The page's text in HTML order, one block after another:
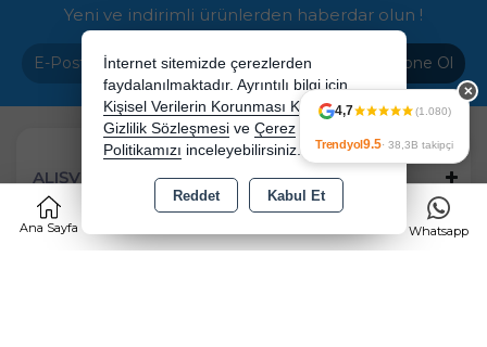
Ana Sayfa Whatsapp
Yeni ve indirimli ürünlerden haberdar olun !
Abone Ol
ALIŞVERİŞ
HİZMETLER
4,7 (1.080)
Trendyol9.5· 38,3B takipçi
✕
İnternet sitemizde çerezlerden
faydalanılmaktadır. Ayrıntılı bilgi için
Kişisel Verilerin Korunması Kanununu,
Gizlilik Sözleşmesi ve Çerez
Politikamızı inceleyebilirsiniz.
Reddet Kabul Et